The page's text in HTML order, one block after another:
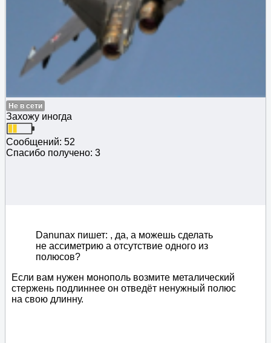
Не в сети
Захожу иногда
Сообщений: 52
Спасибо получено: 3
Danunax пишет: , да, а можешь сделать
не ассиметрию а отсутствие одного из
полюсов?
Если вам нужен монополь возмите металический
стержень подлиннее он отведёт ненужный полюс
на свою длинну.